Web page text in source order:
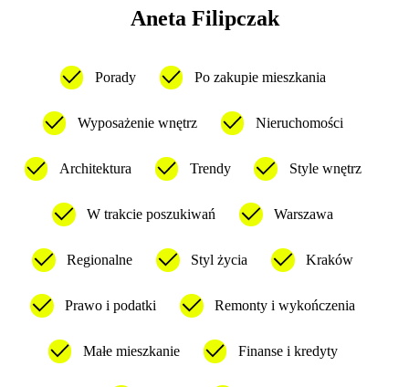
Aneta Filipczak
Porady Po zakupie mieszkania
Wyposażenie wnętrz Nieruchomości
Architektura Trendy Style wnętrz
W trakcie poszukiwań Warszawa
Regionalne Styl życia Kraków
Prawo i podatki Remonty i wykończenia
Małe mieszkanie Finanse i kredyty